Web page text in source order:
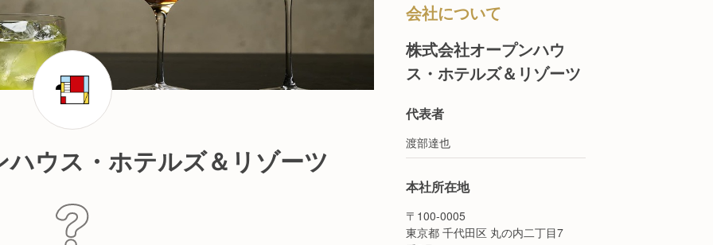
ウス・ホテルズ＆リゾーツ
会社について
株式会社オープンハウ
ス・ホテルズ＆リゾーツ
代表者
渡部達也
本社所在地
〒100-0005
東京都 千代田区 丸の内二丁目7